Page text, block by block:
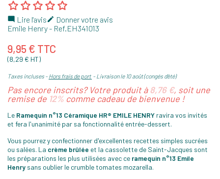
 Lire l'avis Donner votre avis
Emile Henry- Ref.EH341013
9,95 € TTC
(8,29 € HT)
Taxes incluses Hors frais de port Livraison le 10 août (congés d'été)
Pas encore inscrits? Votre produit à 8,76 €, soit une
remise de 12% comme cadeau de bienvenue !
Le Ramequin n°13 Céramique HR® EMILE HENRY ravira vos invités
et fera l'unanimité par sa fonctionnalité entrée-dessert.
Vous pourrez y confectionner d'excellentes recettes simples sucrées
ou salées. La crème brûlée et la cassolette de Saint-Jacques sont
les préparations les plus utilisées avec ce ramequin n°13 Emile
Henry sans oublier le crumble tomates mozarella.